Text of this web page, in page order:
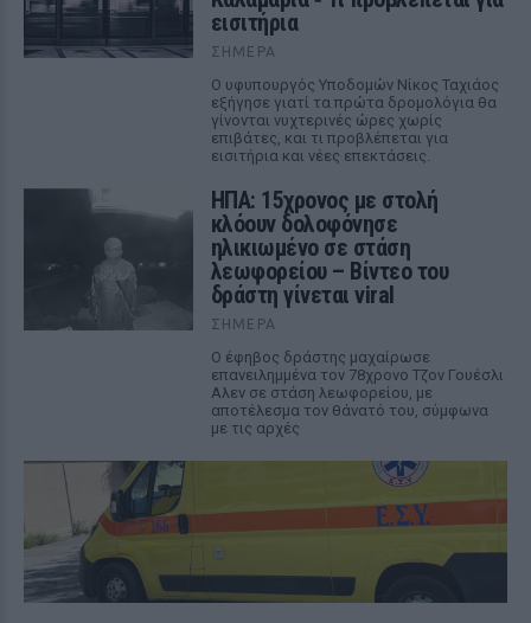
εισιτήρια
ΣΉΜΕΡΑ
Ο υφυπουργός Υποδομών Νίκος Ταχιάος
εξήγησε γιατί τα πρώτα δρομολόγια θα
γίνονται νυχτερινές ώρες χωρίς
επιβάτες, και τι προβλέπεται για
εισιτήρια και νέες επεκτάσεις.
ΗΠΑ: 15χρονος με στολή
κλόουν δολοφόνησε
ηλικιωμένο σε στάση
λεωφορείου – Βίντεο του
δράστη γίνεται viral
ΣΉΜΕΡΑ
Ο έφηβος δράστης μαχαίρωσε
επανειλημμένα τον 78χρονο Τζον Γουέσλι
Αλεν σε στάση λεωφορείου, με
αποτέλεσμα τον θάνατό του, σύμφωνα
με τις αρχές